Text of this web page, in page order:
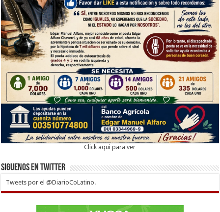
Click aqui para ver
Siguenos en twitter
Tweets por el @DiarioCoLatino.